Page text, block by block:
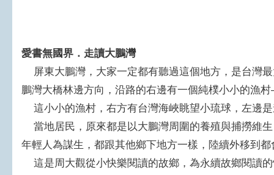
愛書無國界．走讀大鵬灣
屏東大鵬灣，大家一定都有聽過這個地方，是台灣
鵬灣大橋林邊方向，沿路的右邊有一個純樸小小的漁
這小小的漁村，右方有台灣海峽眺望小琉球，左邊
當地居民，原來都是以大鵬灣周圍的養殖與捕撈維
年輕人為謀生，都跟其他鄉下地方一樣，陸續外移到都
這是周大觀從小快樂閱讀的故鄉，為永續故鄉閱讀